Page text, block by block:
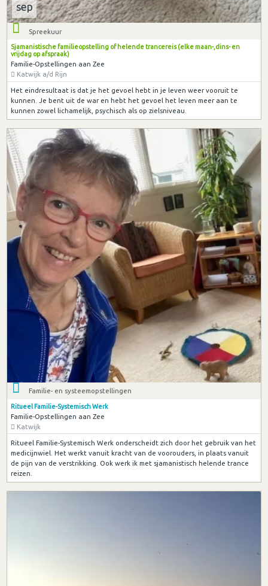
sep
Spreekuur
Sjamanistische familieopstelling of helende trancereis (elke maan-,dins- en
vrijdag op afspraak)
Familie-Opstellingen aan Zee
Katwijk a/d Rijn
Het eindresultaat is dat je het gevoel hebt in je leven weer vooruit te
kunnen. Je bent uit de war en hebt het gevoel het leven meer aan te
kunnen zowel lichamelijk, psychisch als op zielsniveau.
Familie- en systeemopstellingen
Ritueel Familie-Systemisch Werk
Familie-Opstellingen aan Zee
Katwijk
Ritueel Familie-Systemisch Werk onderscheidt zich door het gebruik van het
medicijnwiel. Het werkt vanuit kracht van de voorouders, in plaats vanuit
de pijn van de verstrikking. Ook werk ik met sjamanistisch helende trance
reizen.